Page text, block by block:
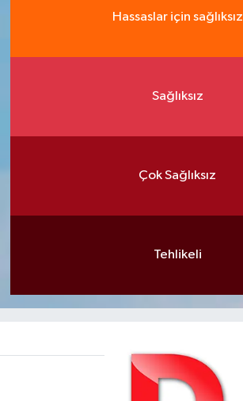
Hassaslar için sağlıksız
Sağlıksız
Çok Sağlıksız
Tehlikeli